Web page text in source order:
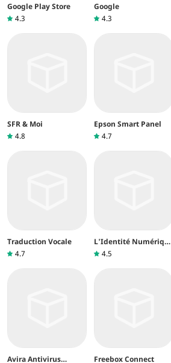
Google Play Store
4.3
Google
4.3
SFR & Moi
4.8
Epson Smart Panel
4.7
Traduction Vocale
4.7
L'Identité Numérique
La Poste
4.5
Avira Antivirus
Freebox Connect